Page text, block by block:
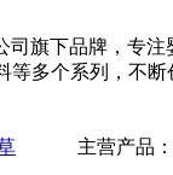
旗下品牌，专
等多个系列，不
主营产品：